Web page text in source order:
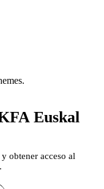
Euskal
obtener acceso al